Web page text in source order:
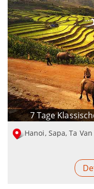
7 Tage
Hanoi, Sapa, Ta